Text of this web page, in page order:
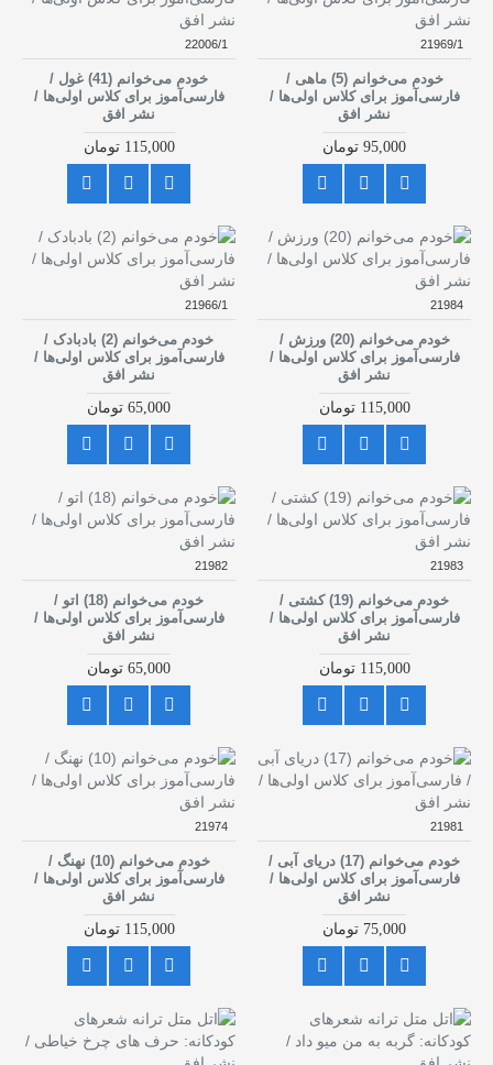
21969/1
خودم می‌خوانم (5) ماهی /
فارسی‌آموز برای کلاس اولی‌ها /
نشر افق
95,000 تومان
22006/1
خودم می‌خوانم (41) غول /
فارسی‌آموز برای کلاس اولی‌ها /
نشر افق
115,000 تومان
21984
خودم می‌خوانم (20) ورزش /
فارسی‌آموز برای کلاس اولی‌ها /
نشر افق
115,000 تومان
21966/1
خودم می‌خوانم (2) بادبادک /
فارسی‌آموز برای کلاس اولی‌ها /
نشر افق
65,000 تومان
21983
خودم می‌خوانم (19) کشتی /
فارسی‌آموز برای کلاس اولی‌ها /
نشر افق
115,000 تومان
21982
خودم می‌خوانم (18) اتو /
فارسی‌آموز برای کلاس اولی‌ها /
نشر افق
65,000 تومان
21981
خودم می‌خوانم (17) دریای آبی /
فارسی‌آموز برای کلاس اولی‌ها /
نشر افق
75,000 تومان
21974
خودم می‌خوانم (10) نهنگ /
فارسی‌آموز برای کلاس اولی‌ها /
نشر افق
115,000 تومان